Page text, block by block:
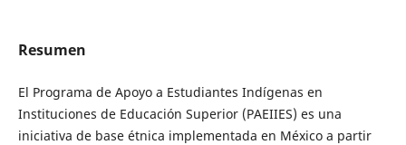
Resumen
El Programa de Apoyo a Estudiantes Indígenas en
Instituciones de Educación Superior (PAEIIES) es una
iniciativa de base étnica implementada en México a partir